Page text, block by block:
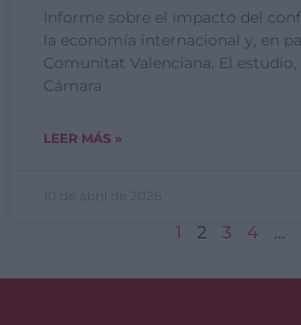
Informe sobre el impacto del
la economía internacional y, en
Comunitat Valenciana. El
Cámara
LEER MÁS »
1 2 3 4 …